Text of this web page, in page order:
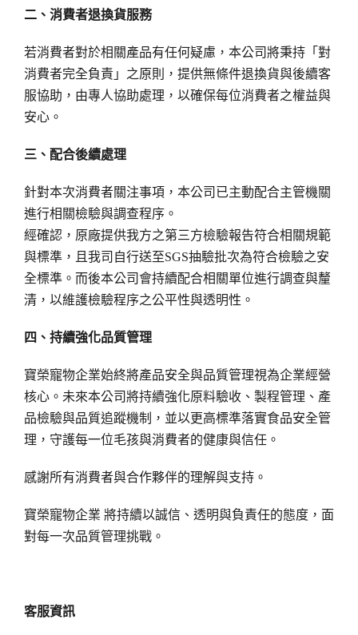
二、消費者退換貨服務
若消費者對於相關產品有任何疑慮，本公司將秉持「對
消費者完全負責」之原則，提供無條件退換貨與後續客
服協助，由專人協助處理，以確保每位消費者之權益與
安心。
三、配合後續處理
針對本次消費者關注事項，本公司已主動配合主管機關
進行相關檢驗與調查程序。
經確認，原廠提供我方之第三方檢驗報告符合相關規範
與標準，且我司自行送至SGS抽驗批次為符合檢驗之安
全標準。而後本公司會持續配合相關單位進行調查與釐
清，以維護檢驗程序之公平性與透明性。
四、持續強化品質管理
寶榮寵物企業始終將產品安全與品質管理視為企業經營
核心。未來本公司將持續強化原料驗收、製程管理、產
品檢驗與品質追蹤機制，並以更高標準落實食品安全管
理，守護每一位毛孩與消費者的健康與信任。
感謝所有消費者與合作夥伴的理解與支持。
寶榮寵物企業 將持續以誠信、透明與負責任的態度，面
對每一次品質管理挑戰。
客服資訊